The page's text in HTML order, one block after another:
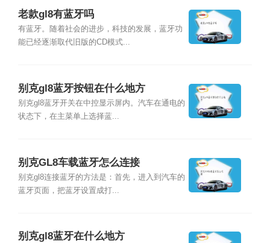
老款gl8有蓝牙吗
有蓝牙。随着社会的进步，科技的发展，蓝牙功
能已经逐渐取代旧版的CD模式...
别克gl8蓝牙按钮在什么地方
别克gl8蓝牙开关在中控显示屏内。汽车在通电的
状态下，在主菜单上选择蓝...
别克GL8车载蓝牙怎么连接
别克gl8连接蓝牙的方法是：首先，进入到汽车的
蓝牙页面，把蓝牙设置成打...
别克gl8蓝牙在什么地方